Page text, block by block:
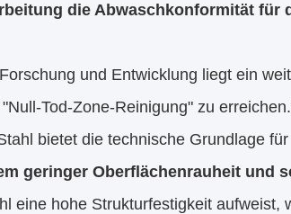
die Abwaschkonformität für
und Entwicklung liegt ein
Tod-Zone-Reinigung" zu
bietet die technische Grundlage
geringer Oberflächenrauheit und
eine hohe Strukturfestigkeit